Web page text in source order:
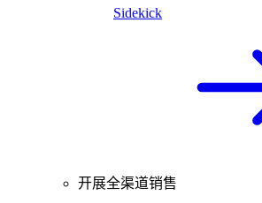
Sidekick
开展全渠道销售